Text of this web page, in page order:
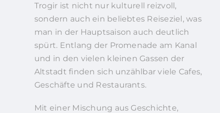
Trogir ist nicht nur kulturell reizvoll,
sondern auch ein beliebtes Reiseziel, was
man in der Hauptsaison auch deutlich
spürt. Entlang der Promenade am Kanal
und in den vielen kleinen Gassen der
Altstadt finden sich unzählbar viele Cafes,
Geschäfte und Restaurants.
Mit einer Mischung aus Geschichte,